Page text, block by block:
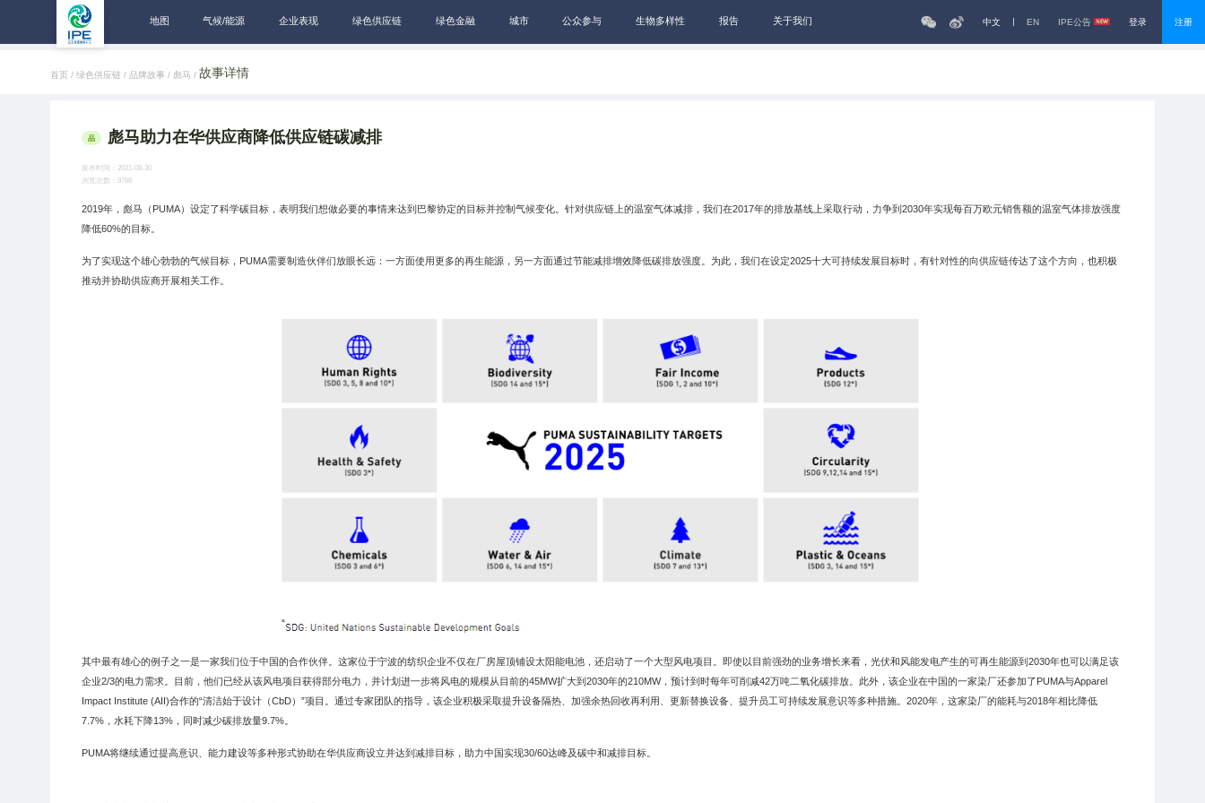
地图 气候/能源 企业表现 绿色供应链 绿色金融 城市 公众参与 生物多样性 报告 关于我们 中文 EN IPE公告 登录 注册
首页 / 绿色供应链 / 品牌故事 / 彪马 / 故事详情
品 彪马助力在华供应商降低供应链碳减排
发布时间：2021-08-30
浏览次数：9788
2019年，彪马（PUMA）设定了科学碳目标，表明我们想做必要的事情来达到巴黎协定的目标并控制气候变化。针对供应链上的温室气体减排，我们在2017年的排放基线上采取行动，力争到2030年实现每百万欧元销售额的温室气体排放强度
降低60%的目标。
为了实现这个雄心勃勃的气候目标，PUMA需要制造伙伴们放眼长远：一方面使用更多的再生能源，另一方面通过节能减排增效降低碳排放强度。为此，我们在设定2025十大可持续发展目标时，有针对性的向供应链传达了这个方向，也积极
推动并协助供应商开展相关工作。
其中最有雄心的例子之一是一家我们位于中国的合作伙伴。这家位于宁波的纺织企业不仅在厂房屋顶铺设太阳能电池，还启动了一个大型风电项目。即使以目前强劲的业务增长来看，光伏和风能发电产生的可再生能源到2030年也可以满足该
企业2/3的电力需求。目前，他们已经从该风电项目获得部分电力，并计划进一步将风电的规模从目前的45MW扩大到2030年的210MW，预计到时每年可削减42万吨二氧化碳排放。此外，该企业在中国的一家染厂还参加了PUMA与Apparel
Impact Institute (AII)合作的“清洁始于设计（CbD）”项目。通过专家团队的指导，该企业积极采取提升设备隔热、加强余热回收再利用、更新替换设备、提升员工可持续发展意识等多种措施。2020年，这家染厂的能耗与2018年相比降低
7.7%，水耗下降13%，同时减少碳排放量9.7%。
PUMA将继续通过提高意识、能力建设等多种形式协助在华供应商设立并达到减排目标，助力中国实现30/60达峰及碳中和减排目标。